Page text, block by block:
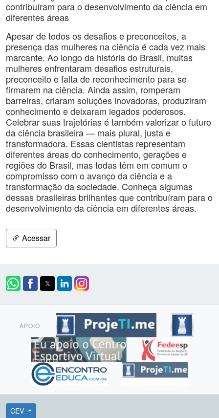
contribuíram para o desenvolvimento da ciência em
diferentes áreas
Apesar de todos os desafios e preconceitos, a
presença das mulheres na ciência é cada vez mais
marcante. Ao longo da história do Brasil, muitas
mulheres enfrentaram desafios estruturais,
preconceito e falta de reconhecimento para se
firmarem na ciência. Ainda assim, romperam
barreiras, criaram soluções inovadoras, produziram
conhecimento e deixaram legados poderosos.
Celebrar suas trajetórias é também valorizar o futuro
da ciência brasileira — mais plural, justa e
transformadora. Essas cientistas representam
diferentes áreas do conhecimento, gerações e
regiões do Brasil, mas todas têm em comum o
compromisso com o avanço da ciência e a
transformação da sociedade. Conheça algumas
dessas brasileiras brilhantes que contribuíram para o
desenvolvimento da ciência em diferentes áreas.
Acessar
APOIO
CEV